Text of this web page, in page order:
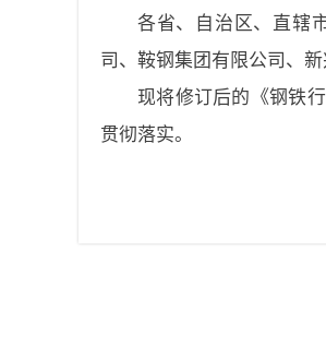
各省、自治区、直辖
司、鞍钢集团有限公司、 新
现将修订后的《钢铁
贯彻落实。